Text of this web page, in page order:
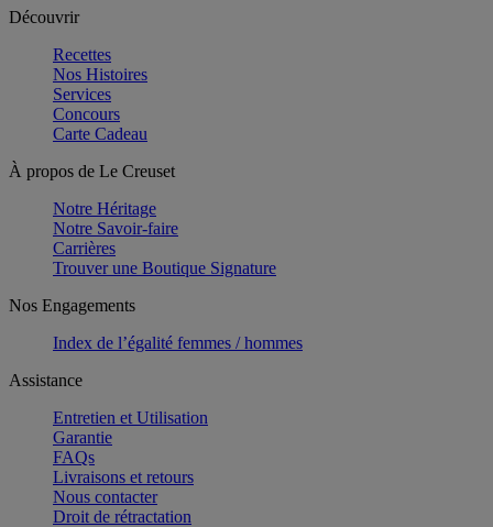
Découvrir
Recettes
Nos Histoires
Services
Concours
Carte Cadeau
À propos de Le Creuset
Notre Héritage
Notre Savoir-faire
Carrières
Trouver une Boutique Signature
Nos Engagements
Index de l’égalité femmes / hommes
Assistance
Entretien et Utilisation
Garantie
FAQs
Livraisons et retours
Nous contacter
Droit de rétractation